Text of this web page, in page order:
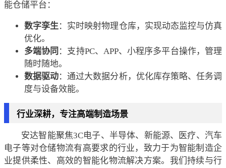
能仓储平台：
数字孪生：实时映射物理仓库，实现动态监控与仿真
优化。
多端协同 ：支持PC、APP、小程序多平台操作，管理
随时随地。
数据驱动：通过大数据分析，优化库存策略、任务调
度与设备效能。
行业深耕，专注高端制造场景
安达智能聚焦3C电子、半导体、新能源、医疗、汽车
电子等对仓储物流有高要求的行业，致力于为智能制造企
业提供柔性、高效的智能化物流解决方案。我们持续与行